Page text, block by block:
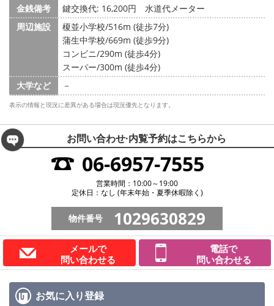
金銭備考
鍵交換代: 16,200円
水道代メーター
周辺施設
榎並小学校/516m (徒歩7分)
蒲生中学校/669m (徒歩9分)
コンビニ/290m (徒歩4分)
スーパー/300m (徒歩4分)
大学など
－
表示の情報と現況に差異がある場合は現況優先となります。
お問い合わせ·内覧予約はこちらから
06-6957-7555
営業時間：10:00～19:00
定休日：なし (年末年始・夏季休暇除く)
物件番号 1029630829
メールで
問い合わせる
電話で
問い合わせる
お気に入り登録